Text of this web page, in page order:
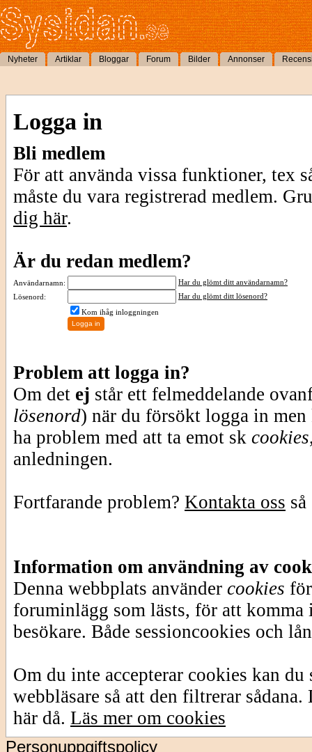
Nyheter Artiklar Bloggar Forum Bilder Annonser
Logga in
Bli medlem
För att använda vissa funktioner, tex
måste du vara registrerad medlem.
dig här.
Är du redan medlem?
Användarnamn:
Har du glömt ditt användarnamn?
Lösenord:
Har du glömt ditt lösenord?
Kom ihåg inloggningen
Problem att logga in?
Om det ej står ett felmeddelande
lösenord) när du försökt logga in
ha problem med att ta emot sk cookies
anledningen.
Fortfarande problem? Kontakta oss
Information om användning av
Denna webbplats använder cookies
foruminlägg som lästs, för att
besökare. Både sessioncookies och
Om du inte accepterar cookies kan
webbläsare så att den filtrerar
här då. Läs mer om cookies
Personuppgiftspolicy